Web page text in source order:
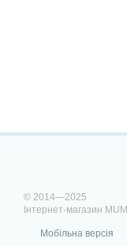
© 2014—2025
Інтернет-магазин MUM
Мобільна версія